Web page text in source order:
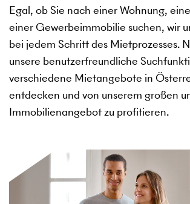
Egal, ob Sie nach einer Wohnung,
einer Gewerbeimmobilie suchen, wir
bei jedem Schritt des Mietprozesses.
unsere benutzerfreundliche
verschiedene Mietangebote in
entdecken und von unserem großen
Immobilienangebot zu profitieren.